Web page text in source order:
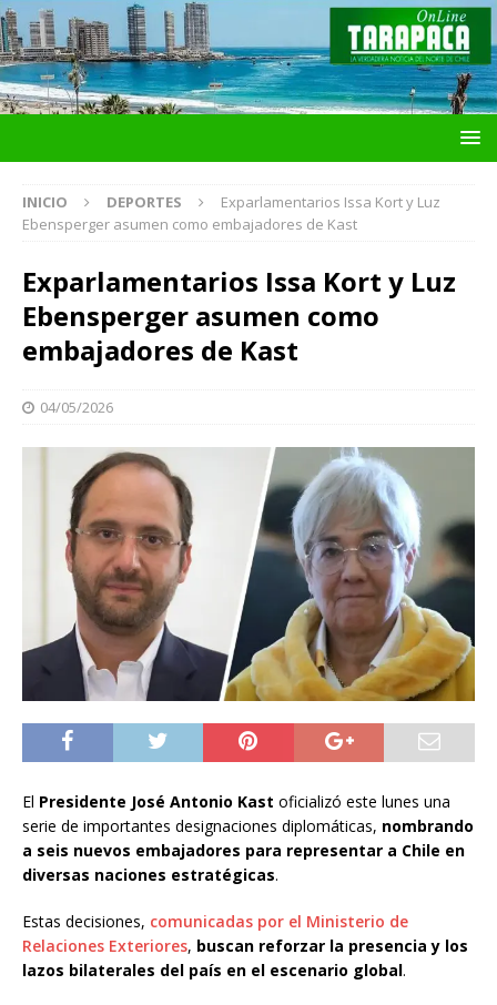
INICIO DEPORTES
Exparlamentarios Issa Kort y Luz
Ebensperger asumen como embajadores de Kast
Exparlamentarios Issa Kort y Luz
Ebensperger asumen como
embajadores de Kast
04/05/2026
El Presidente José Antonio Kast oficializó este lunes una
serie de importantes designaciones diplomáticas, nombrando
a seis nuevos embajadores para representar a Chile en
diversas naciones estratégicas.
Estas decisiones, comunicadas por el Ministerio de
Relaciones Exteriores, buscan reforzar la presencia y los
lazos bilaterales del país en el escenario global.